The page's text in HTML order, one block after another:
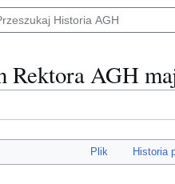
Rektora AGH
Plik Historia